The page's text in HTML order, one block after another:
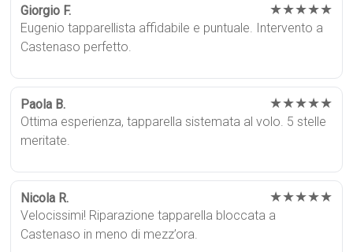
Giorgio F. ★★★★★
Eugenio tapparellista affidabile e puntuale. Intervento a
Castenaso perfetto.
Paola B. ★★★★★
Ottima esperienza, tapparella sistemata al volo. 5 stelle
meritate.
Nicola R. ★★★★★
Velocissimi! Riparazione tapparella bloccata a
Castenaso in meno di mezz’ora.